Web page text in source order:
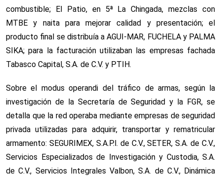
combustible; El Patio, en 5ª La Chingada, mezclas con
MTBE y naita para mejorar calidad y presentación; el
producto final se distribuía a AGUI-MAR, FUCHELA y PALMA
SIKA; para la facturación utilizaban las empresas fachada
Tabasco Capital, S.A. de C.V. y PTIH.
Sobre el modus operandi del tráfico de armas, según la
investigación de la Secretaría de Seguridad y la FGR, se
detalla que la red operaba mediante empresas de seguridad
privada utilizadas para adquirir, transportar y rematricular
armamento: SEGURIMEX, S.A.P.l. de C.V., SETER, S.A. de C.V.,
Servicios Especializados de Investigación y Custodia, S.A.
de C.V., Servicios Integrales Valbon, S.A. de C.V., Dinámica